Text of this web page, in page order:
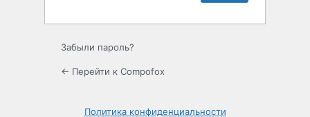
Забыли пароль?
← Перейти к Compofox
Политика конфиденциальности